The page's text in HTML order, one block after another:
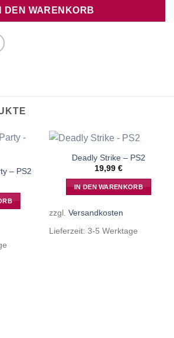
DEN WARENKORB
– PS2
Deadly Strike – PS2
19,99 €
IN DEN WARENKORB
zzgl. Versandkosten
Lieferzeit: 3-5 Werktage